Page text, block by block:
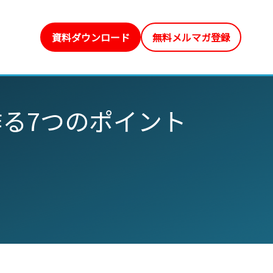
資料ダウンロード 無料メルマガ登録
7つのポイント